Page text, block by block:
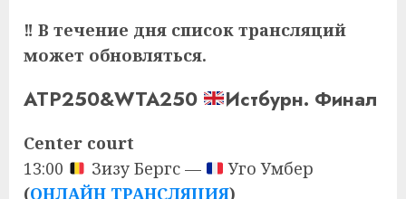
‼ В течение дня список трансляций
может обновляться.
ATP250&WTA250 Истбурн. Финал
Center court
13:00
Зизу Бергс —
Уго Умбер
(ОНЛАЙН ТРАНСЛЯЦИЯ)